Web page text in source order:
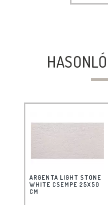
ARGENTA LIGHT STONE
WHITE CSEMPE 25X50
CM